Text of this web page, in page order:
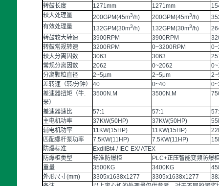
转鼓长度
1271mm 1271mm
较大处理量
200GPM(45m3/h) 200GPM(45m3/h)
有效处理量
132GPM(30m3/h) 132GPM(30m3/h)
转鼓较大转速
3900RPM 3900RPM
转鼓常规转速
3200RPM 0~3200RPM
较大分离因数
3063 3063
常规分离因数
2062 0~2062
分离颗粒直径
2~5µm 2~5μm
差转速（转/分钟）
40 0~40
差速器扭矩（牛.
米）
3500N.M 3500N.M
差速器速比 57:1 57:1
主电机功率
37KW(50HP) 37KW(50HP)
辅电机功率
11KW(15HP) 11KW(15HP)
匹配螺杆泵功率
7.5KW(11HP) 7.5KW(11HP)
防爆标准
ExdIIBt4 / IEC EX/ ATEX
防爆柜类型
标准防爆柜
PLC+正压智能变频防爆
重量
3500KG 3400KG
外形尺寸(mm)
3305x1638x1277 3305x1638x1277